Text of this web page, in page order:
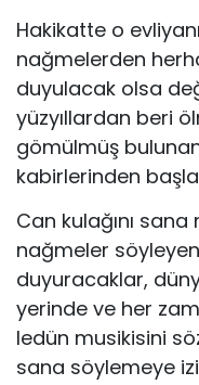
Hakikatte o
nağmelerden
duyulacak olsa
yüzyıllardan beri
gömülmüş
kabirlerinden
Can kulağını
nağmeler
duyuracaklar,
yerinde ve her
ledün musikisini
sana söylemeye